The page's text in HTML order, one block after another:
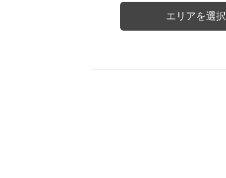
エリアを選択